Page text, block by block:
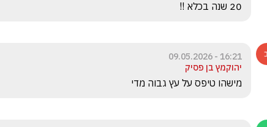
20 שנה בכלא !!
16:21 - 09.05.2026
יהוקמץ בן פסיק
מישהו טיפס על עץ גבוה מדי